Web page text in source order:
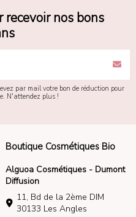
recevoir nos bons
par mail votre bon de réduction pour
N'attendez plus !
Boutique Cosmétiques Bio
Alguoa Cosmétiques - Dumont
Diffusion
11, Bd de la 2ème DIM
30133 Les Angles